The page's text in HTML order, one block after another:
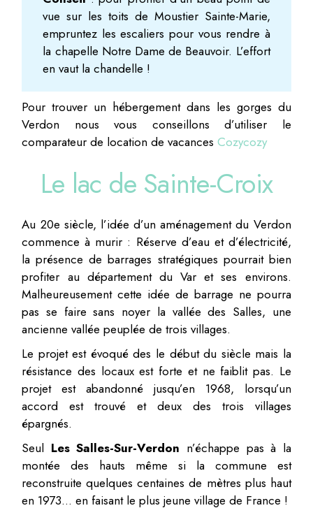
vue sur les toits de Moustier Sainte-Marie,
empruntez les escaliers pour vous rendre à
la chapelle Notre Dame de Beauvoir. L’effort
en vaut la chandelle !
Pour trouver un hébergement dans les gorges du
Verdon nous vous conseillons d’utiliser le
comparateur de location de vacancesCozycozy
Le lac de Sainte-Croix
Au 20e siècle, l’idée d’un aménagement du Verdon
commence à murir : Réserve d’eau et d’électricité,
la présence de barrages stratégiques pourrait bien
profiter au département du Var et ses environs.
Malheureusement cette idée de barrage ne pourra
pas se faire sans noyer la vallée des Salles, une
ancienne vallée peuplée de trois villages.
Le projet est évoqué des le début du siècle mais la
résistance des locaux est forte et ne faiblit pas. Le
projet est abandonné jusqu’en 1968, lorsqu’un
accord est trouvé et deux des trois villages
épargnés.
Seul Les Salles-Sur-Verdon n’échappe pas à la
montée des hauts même si la commune est
reconstruite quelques centaines de mètres plus haut
en 1973… en faisant le plus jeune village de France !